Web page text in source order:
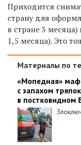
Приходится
страну для
в стране 3
1,5 месяца). Это
Материалы по
«Мопедная»
с запахом
в постковидном